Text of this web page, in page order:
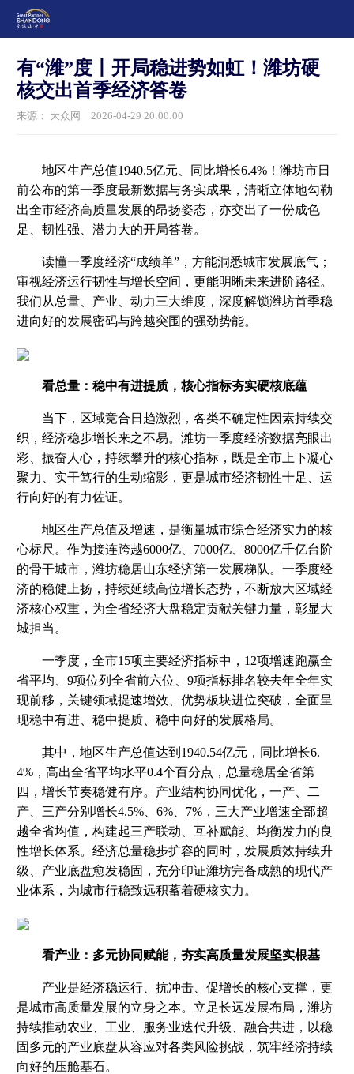
有“潍”度丨开局稳进势如虹！潍坊硬
核交出首季经济答卷
来源： 大众网 2026-04-29 20:00:00
地区生产总值1940.5亿元、同比增长6.4%！潍坊市日
前公布的第一季度最新数据与务实成果，清晰立体地勾勒
出全市经济高质量发展的昂扬姿态，亦交出了一份成色
足、韧性强、潜力大的开局答卷。
读懂一季度经济“成绩单”，方能洞悉城市发展底气；
审视经济运行韧性与增长空间，更能明晰未来进阶路径。
我们从总量、产业、动力三大维度，深度解锁潍坊首季稳
进向好的发展密码与跨越突围的强劲势能。
看总量：稳中有进提质，核心指标夯实硬核底蕴
当下，区域竞合日趋激烈，各类不确定性因素持续交
织，经济稳步增长来之不易。潍坊一季度经济数据亮眼出
彩、振奋人心，持续攀升的核心指标，既是全市上下凝心
聚力、实干笃行的生动缩影，更是城市经济韧性十足、运
行向好的有力佐证。
地区生产总值及增速，是衡量城市综合经济实力的核
心标尺。作为接连跨越6000亿、7000亿、8000亿千亿台阶
的骨干城市，潍坊稳居山东经济第一发展梯队。一季度经
济的稳健上扬，持续延续高位增长态势，不断放大区域经
济核心权重，为全省经济大盘稳定贡献关键力量，彰显大
城担当。
一季度，全市15项主要经济指标中，12项增速跑赢全
省平均、9项位列全省前六位、9项指标排名较去年全年实
现前移，关键领域提速增效、优势板块进位突破，全面呈
现稳中有进、稳中提质、稳中向好的发展格局。
其中，地区生产总值达到1940.54亿元，同比增长6.
4%，高出全省平均水平0.4个百分点，总量稳居全省第
四，增长节奏稳健有序。产业结构协同优化，一产、二
产、三产分别增长4.5%、6%、7%，三大产业增速全部超
越全省均值，构建起三产联动、互补赋能、均衡发力的良
性增长体系。经济总量稳步扩容的同时，发展质效持续升
级、产业底盘愈发稳固，充分印证潍坊完备成熟的现代产
业体系，为城市行稳致远积蓄着硬核实力。
看产业：多元协同赋能，夯实高质量发展坚实根基
产业是经济稳运行、抗冲击、促增长的核心支撑，更
是城市高质量发展的立身之本。立足长远发展布局，潍坊
持续推动农业、工业、服务业迭代升级、融合共进，以稳
固多元的产业底盘从容应对各类风险挑战，筑牢经济持续
向好的压舱基石。